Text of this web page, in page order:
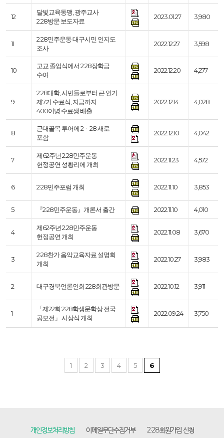
12
달빛교육동맹, 광주교사
2.28방문 보도자료
2023.01.27 3,980
11
2·28민주운동 대구시민 인지도
조사
2022.12.27 3,598
10
고교 졸업식에서 2.28장학금
수여
2022.12.20 4,277
9
2.28대학, 시민들로부터 큰 인기
제7기 수료식, 지금까지
400여명 수료생 배출
2022.12.14 4,028
8
근대골목 투어에 2ㆍ28 새로
포함
2022.12.10 4,042
7
제62주년 2.28민주운동
헌정공연 성황리에 개최
2022.11.23 4,572
6 2·28민주포럼 개최 2022.11.10 3,853
5 『2·28민주운동』개론서 출간 2022.11.10 4,010
4
제62주년 2.28민주운동
헌정공연 개최
2022.11.08 3,670
3
2·28찬가 음악교육자료 설명회
개최
2022.10.27 3,983
2 대구경북언론인회 228회관방문 2022.10.12 3,911
1
「제22회 2·28학생문학상 전국
공모전」 시상식 개최
2022.09.24 3,750
1 2 3 4 5 6
개인정보처리방침 이메일무단수집거부 2·28회원가입 신청